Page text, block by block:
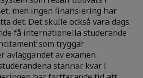
men ingen finansiering har
det. Det skulle också vara dags
få internationella studerande
som tryggar
avläggandet av examen
stannar kvar i